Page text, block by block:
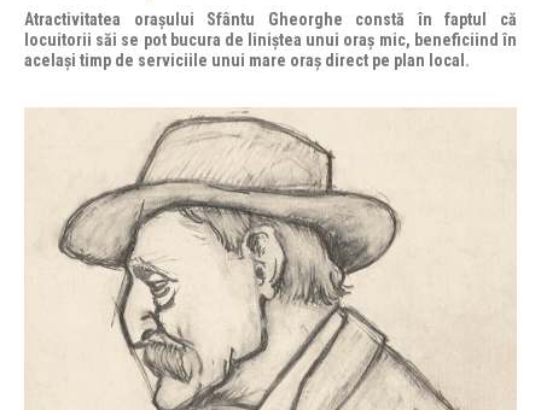
Atractivitatea orașului Sfântu Gheorghe constă în faptul că
locuitorii săi se pot bucura de liniștea unui oraș mic, beneficiind în
același timp de serviciile unui mare oraș direct pe plan local.